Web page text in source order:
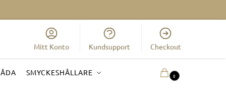
Mitt Konto Kundsupport Checkout
SMYCKESHÅLLARE 0